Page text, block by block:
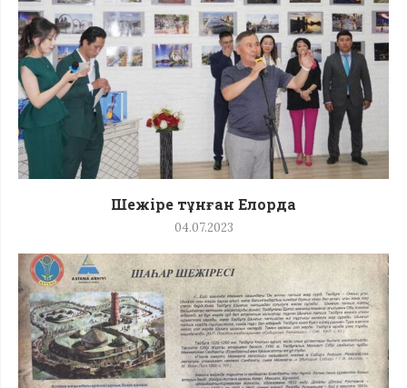
Шежіре тұнған Елорда
04.07.2023